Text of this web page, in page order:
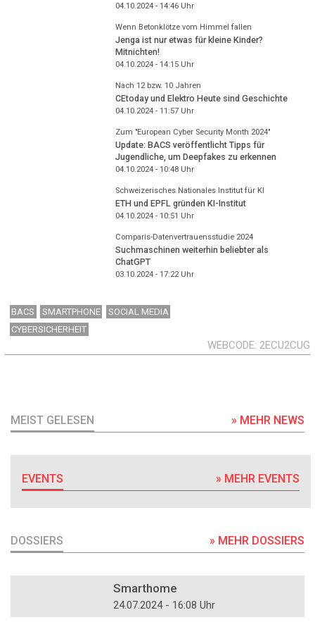
04.10.2024 - 14:46Uhr
Wenn Betonklötze vom Himmel fallen
Jenga ist nur etwas für kleine Kinder?
Mitnichten!
04.10.2024 - 14:15Uhr
Nach 12 bzw. 10 Jahren
CEtoday und Elektro Heute sind Geschichte
04.10.2024 - 11:57Uhr
Zum "European Cyber Security Month 2024"
Update: BACS veröffentlicht Tipps für
Jugendliche, um Deepfakes zu erkennen
04.10.2024 - 10:48Uhr
Schweizerisches Nationales Institut für KI
ETH und EPFL gründen KI-Institut
04.10.2024 - 10:51 Uhr
Comparis-Datenvertrauensstudie 2024
Suchmaschinen weiterhin beliebter als
ChatGPT
03.10.2024 - 17:22Uhr
BACS SMARTPHONE
SOCIAL MEDIA
CYBERSICHERHEIT
WEBCODE 2ECU2CUG
MEIST GELESEN » MEHR NEWS
EVENTS » MEHR EVENTS
DOSSIERS » MEHR DOSSIERS
Smarthome
24.07.2024 - 16:08 Uhr